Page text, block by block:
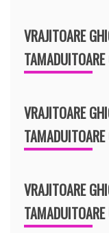
VRAJITOARE
VRAJITOARE
TAMADUITOARE
VRAJITOARE